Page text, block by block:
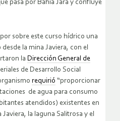
pasa por Bahía Jara y confluye
sobre este curso hídrico una
la mina Javiera, con el
la Dirección General de
de Desarrollo Social
requirió “proporcionar
de agua para consumo
atendidos) existentes en
la laguna Salitrosa y el